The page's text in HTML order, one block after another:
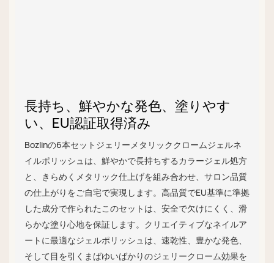
長持ち、鮮やかな発色、塗りやす
い、EU認証取得済み
Bozlinの6本セットジェリーメタリッククロームジェルネ
イルポリッシュは、鮮やかで長持ちするカラージェル処方
と、きらめくメタリック仕上げを組み合わせ、サロン品質
の仕上がりをご自宅で実現します。高品質でEU基準に準拠
した成分で作られたこのセットは、安全で欠けにくく、滑
らかな塗り心地を保証します。クリエイティブなネイルア
ートに最適なジェルポリッシュは、速乾性、豊かな発色、
そして目を引くまばゆいばかりのジェリークローム効果を